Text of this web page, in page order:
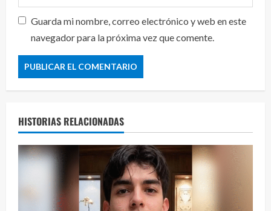
Guarda mi nombre, correo electrónico y web en este
navegador para la próxima vez que comente.
HISTORIAS RELACIONADAS